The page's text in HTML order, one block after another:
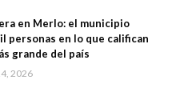
en Merlo: el municipio
personas en lo que califican
grande del país
2026